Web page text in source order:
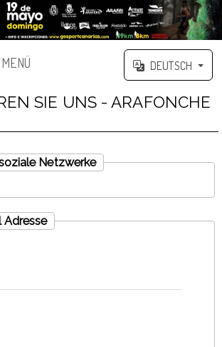
DEUTSCH
SIE UNS - ARAFONCHE
Netzwerke
Adresse